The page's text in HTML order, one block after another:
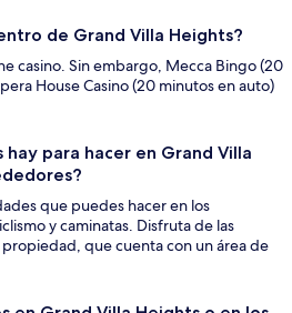
de Grand Villa Heights?
casino. Sin embargo, Mecca Bingo (20
House Casino (20 minutos en auto)
para hacer en Grand Villa
que puedes hacer en los
y caminatas. Disfruta de las
propiedad, que cuenta con un área de